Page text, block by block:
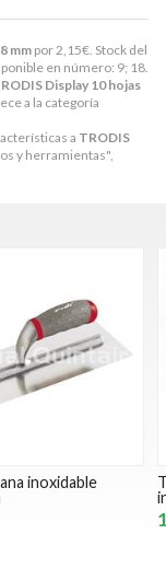
mm por2,15€. Stock del
en número: 9; 18.
Display 10 hojas
a la categoría
a TRODIS
y herramientas",
Espátula
recta 350mm